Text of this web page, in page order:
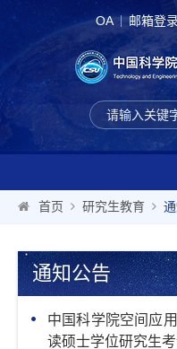
OA 邮箱登
首页 研究生教育
通知公告
中国科学院空间应
读硕士学位研究生